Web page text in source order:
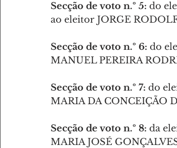
Secção de voto n.º 5: do
ao eleitor JORGE
Secção de voto n.º 6: do
MANUEL PEREIRA
Secção de voto n.º 7: do
MARIA DA CONCEIÇÃO
Secção de voto n.º 8: da
MARIA JOSÉ